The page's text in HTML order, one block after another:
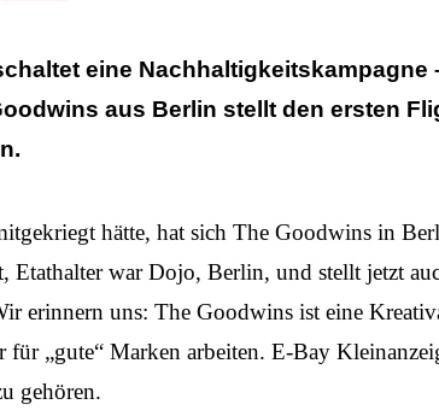
eine Nachhaltigkeitskampagne
aus Berlin stellt den ersten
hätte, hat sich The Goodwins in
Etathalter war Dojo, Berlin, und stellt jetzt
erinnern uns: The Goodwins ist eine
für „gute“ Marken arbeiten. E-Bay
gehören.